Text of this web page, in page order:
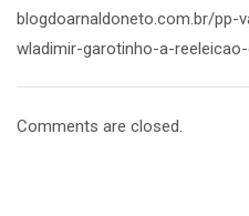
blogdoarnaldoneto.com.br/pp-
wladimir-garotinho-a-
Comments are closed.